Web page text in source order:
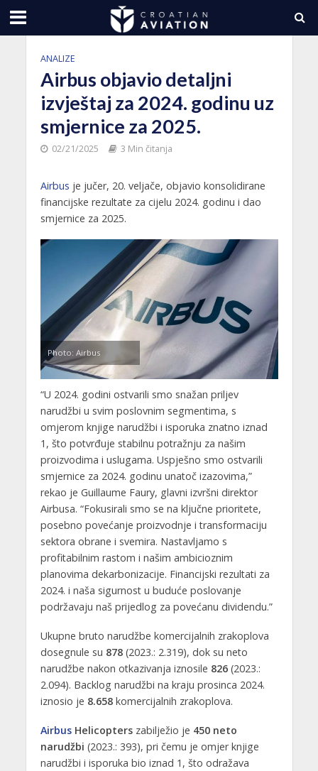
ANALIZE
Airbus objavio detaljni
izvještaj za 2024. godinu uz
smjernice za 2025.
02/21/2025 3 Min čitanja
Airbus je jučer, 20. veljače, objavio konsolidirane
financijske rezultate za cijelu 2024. godinu i dao
smjernice za 2025.
Photo: Airbus
“U 2024. godini ostvarili smo snažan priljev
narudžbi u svim poslovnim segmentima, s
omjerom knjige narudžbi i isporuka znatno iznad
1, što potvrđuje stabilnu potražnju za našim
proizvodima i uslugama. Uspješno smo ostvarili
smjernice za 2024. godinu unatoč izazovima,”
rekao je Guillaume Faury, glavni izvršni direktor
Airbusa. “Fokusirali smo se na ključne prioritete,
posebno povećanje proizvodnje i transformaciju
sektora obrane i svemira. Nastavljamo s
profitabilnim rastom i našim ambicioznim
planovima dekarbonizacije. Financijski rezultati za
2024. i naša sigurnost u buduće poslovanje
podržavaju naš prijedlog za povećanu dividendu.”
Ukupne bruto narudžbe komercijalnih zrakoplova
dosegnule su 878(2023.: 2.319), dok su neto
narudžbe nakon otkazivanja iznosile 826(2023.:
2.094). Backlog narudžbi na kraju prosinca 2024.
iznosio je 8.658komercijalnih zrakoplova.
Airbus Helicopterszabilježio je 450 neto
narudžbi (2023.: 393), pri čemu je omjer knjige
narudžbi i isporuka bio iznad 1, što odražava